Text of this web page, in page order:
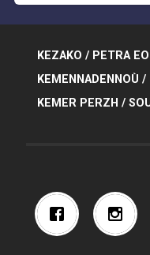
KEZAKO / PETRA
KEMENNADENNOÙ
KEMER PERZH /